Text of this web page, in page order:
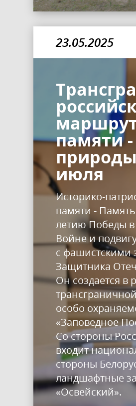
23.05.2025
памяти
июля
Историко-
памяти -
летию Победы
Войне и
с фашистскими
Защитника
Он создается в
особо
«Заповедное
Со стороны
входит
стороны
ландшафтные
«Освейский».